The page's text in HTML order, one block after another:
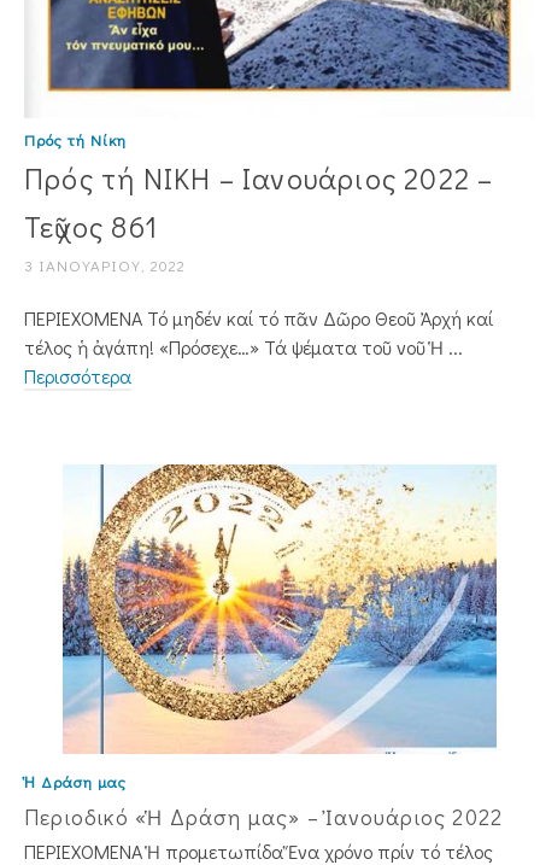
Πρός τή Νίκη
Πρός τή ΝΙΚΗ – Ιανουάριος 2022 –
Τεῦχος 861
3 ΙΑΝΟΥΑΡΊΟΥ, 2022
ΠΕΡΙΕΧΟΜΕΝΑ Τό μηδέν καί τό πᾶν Δῶρο Θεοῦ Ἀρχή καί
τέλος ἡ ἀγάπη! «Πρόσεχε…» Τά ψέματα τοῦ νοῦ Ἡ ...
Περισσότερα
Ἡ Δράση μας
Περιοδικό «Ἡ Δράση μας» – Ἰανουάριος 2022
ΠΕΡΙΕΧΟΜΕΝΑ Ἡ προμετωπίδα Ἕνα χρόνο πρίν τό τέλος